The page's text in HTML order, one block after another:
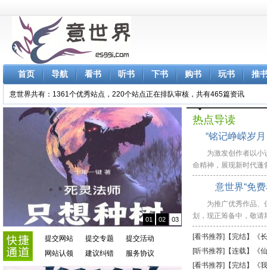
首页 导航 看书 听书 下书 购书 玩书 推
意世界共有：1361个优秀站点，220个站点正在排队审核，共有465篇资讯
01 02 03
提交网站 提交专题
提交活动
网站认领
建议纠错 服务协议
热点导读
“铭记峥嵘岁
为激发创作者以小
命精神，展现新时代蓬
意世界“免
为推广优秀作品、
划，现正筹备中，敬请
[看书推荐]【完结】《
[听书推荐]【连载】《
[看书推荐]【完结】《